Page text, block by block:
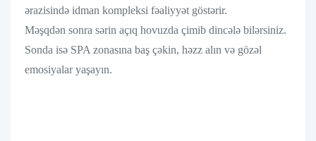
ərazisində idman kompleksi fəaliyyət göstərir.
Məşqdən sonra sərin açıq hovuzda çimib dincələ bilərsiniz.
Sonda isə SPA zonasına baş çəkin, həzz alın və gözəl
emosiyalar yaşayın.